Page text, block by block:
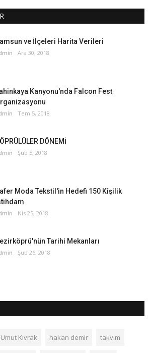
ve İlçeleri Harita Verileri
Ara 30, 2018
Kanyonu'nda Falcon Fest
Tem 5, 2018
DÖNEMİ
Şub 5, 2018
Moda Tekstil'in Hedefi 150 Kişilik
Nis 25, 2018
Tarihi Mekanları
Şub 26, 2018
Umut Kıvrak hakan demir takvim